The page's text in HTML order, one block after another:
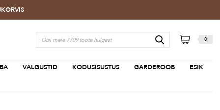
0
VALGUSTID KODUSISUSTUS GARDEROOB ESIK